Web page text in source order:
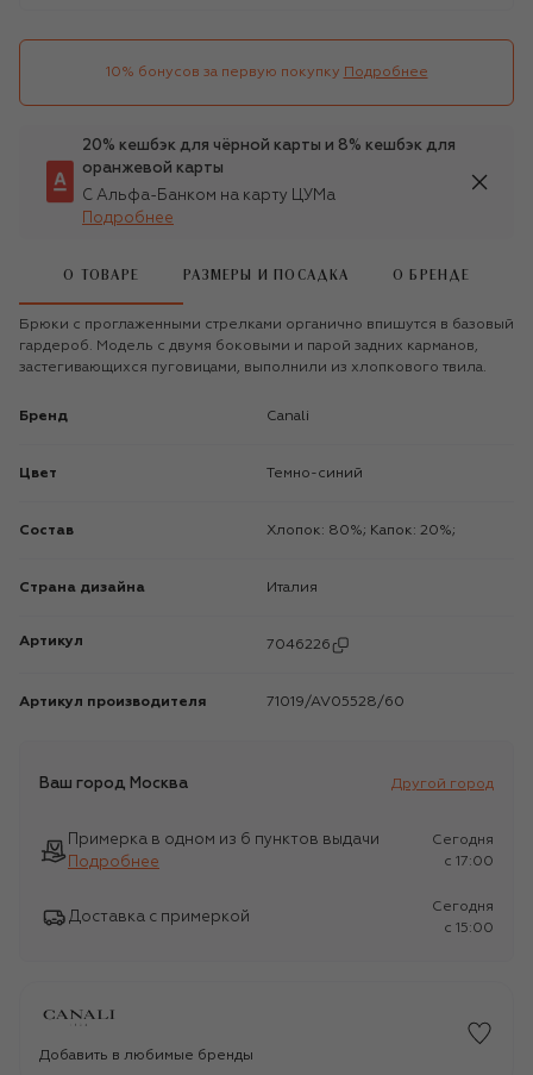
10% бонусов за первую покупку Подробнее
20% кешбэк для чёрной карты и 8% кешбэк для
оранжевой карты
С Альфа-Банком на карту ЦУМа
Подробнее
О ТОВАРЕ РАЗМЕРЫ И ПОСАДКА О БРЕНДЕ
Брюки с проглаженными стрелками органично впишутся в базовый
гардероб. Модель с двумя боковыми и парой задних карманов,
застегивающихся пуговицами, выполнили из хлопкового твила.
Бренд Canali
Цвет Темно-синий
Состав Хлопок: 80%; Капок: 20%;
Страна дизайна Италия
Артикул 7046226
Артикул производителя 71019/AV05528/60
Ваш город Москва Другой город
Примерка в одном из 6 пунктов выдачи
Подробнее
Сегодня
c 17:00
Доставка с примеркой
Сегодня
c 15:00
Добавить в любимые бренды